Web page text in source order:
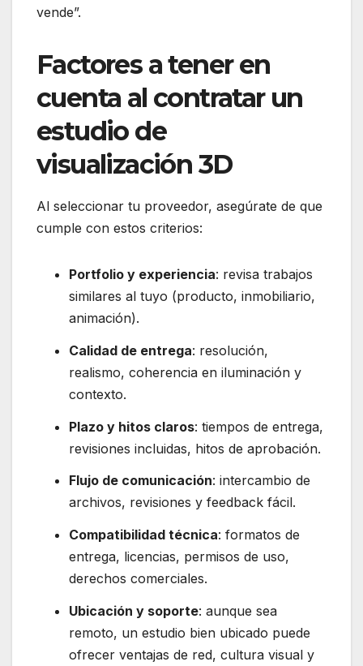
vende”.
Factores a tener en
cuenta al contratar un
estudio de
visualización 3D
Al seleccionar tu proveedor, asegúrate de que
cumple con estos criterios:
Portfolio y experiencia: revisa trabajos
similares al tuyo (producto, inmobiliario,
animación).
Calidad de entrega: resolución,
realismo, coherencia en iluminación y
contexto.
Plazo y hitos claros: tiempos de entrega,
revisiones incluidas, hitos de aprobación.
Flujo de comunicación: intercambio de
archivos, revisiones y feedback fácil.
Compatibilidad técnica: formatos de
entrega, licencias, permisos de uso,
derechos comerciales.
Ubicación y soporte: aunque sea
remoto, un estudio bien ubicado puede
ofrecer ventajas de red, cultura visual y